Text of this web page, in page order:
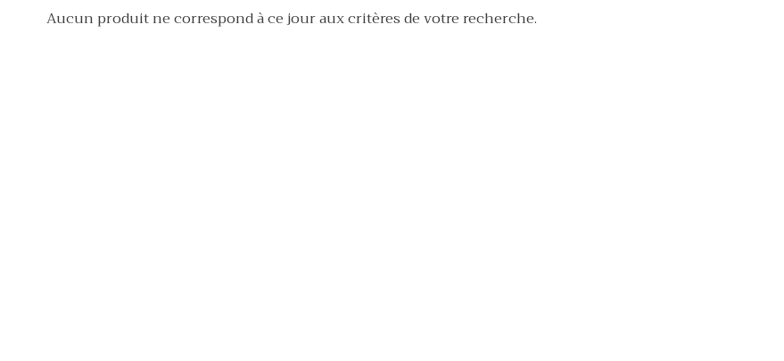
Aucun produit ne correspond à ce jour aux critères de votre recherche.